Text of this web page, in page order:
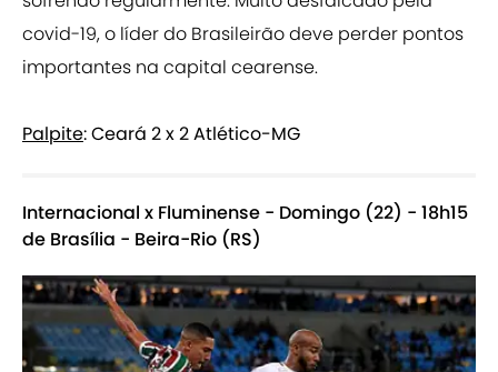
covid-19, o líder do Brasileirão deve perder pontos
importantes na capital cearense.
Palpite: Ceará 2 x 2 Atlético-MG
Internacional x Fluminense - Domingo (22) - 18h15
de Brasília - Beira-Rio (RS)